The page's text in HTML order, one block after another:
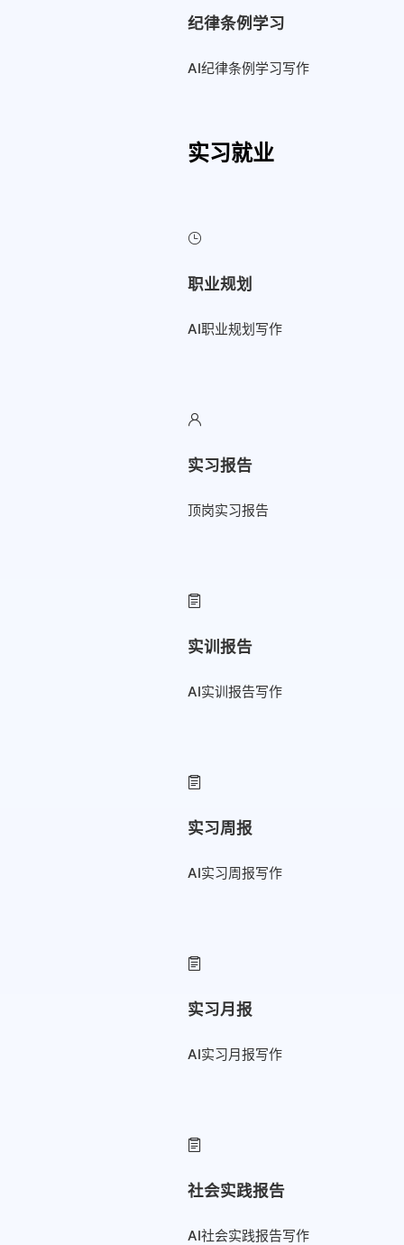
纪律条例学习
AI纪律条例学习写作
实习就业
职业规划
AI职业规划写作
实习报告
顶岗实习报告
实训报告
AI实训报告写作
实习周报
AI实习周报写作
实习月报
AI实习月报写作
社会实践报告
AI社会实践报告写作